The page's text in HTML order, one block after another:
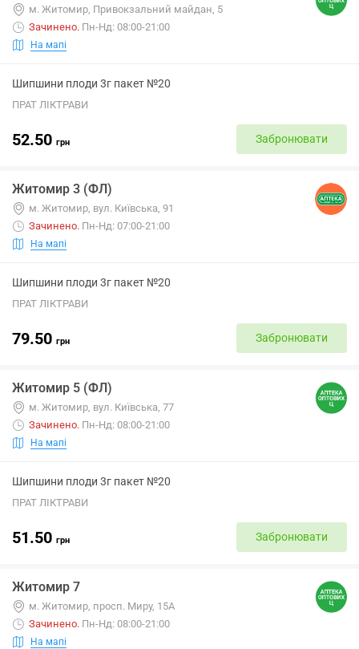
м. Житомир, Привокзальний майдан, 5
Зачинено. Пн-Нд: 08:00-21:00
На мапі
Шипшини плоди 3г пакет №20
ПРАТ ЛІКТРАВИ
52.50 грн Забронювати
Житомир 3 (ФЛ)
м. Житомир, вул. Київська, 91
Зачинено. Пн-Нд: 07:00-21:00
На мапі
Шипшини плоди 3г пакет №20
ПРАТ ЛІКТРАВИ
79.50 грн Забронювати
Житомир 5 (ФЛ)
м. Житомир, вул. Київська, 77
Зачинено. Пн-Нд: 08:00-21:00
На мапі
Шипшини плоди 3г пакет №20
ПРАТ ЛІКТРАВИ
51.50 грн Забронювати
Житомир 7
м. Житомир, просп. Миру, 15А
Зачинено. Пн-Нд: 08:00-21:00
На мапі